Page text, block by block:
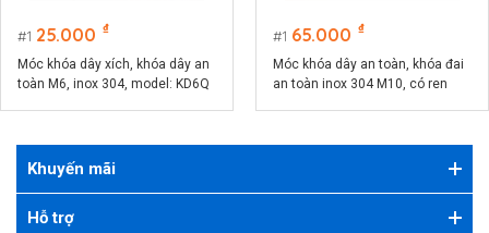
1 25.000 ₫
Móc khóa dây xích, khóa dây an
toàn M6, inox 304, model: KD6Q
1 65.000 ₫
Móc khóa dây an toàn, khóa đai
an toàn inox 304 M10, có ren
Khuyến mãi
Hỗ trợ